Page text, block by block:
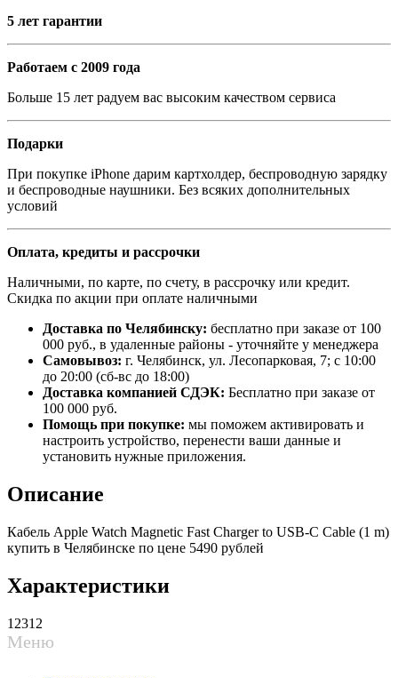
5 лет гарантии
Работаем с 2009 года
Больше 15 лет радуем вас высоким качеством сервиса
Подарки
При покупке iPhone дарим картхолдер, беспроводную зарядку
и беспроводные наушники. Без всяких дополнительных
условий
Оплата, кредиты и рассрочки
Наличными, по карте, по счету, в рассрочку или кредит.
Скидка по акции при оплате наличными
Доставка по Челябинску: бесплатно при заказе от 100
000 руб., в удаленные районы - уточняйте у менеджера
Самовывоз: г. Челябинск, ул. Лесопарковая, 7; с 10:00
до 20:00 (сб-вс до 18:00)
Доставка компанией СДЭК: Бесплатно при заказе от
100 000 руб.
Помощь при покупке: мы поможем активировать и
настроить устройство, перенести ваши данные и
установить нужные приложения.
Описание
Кабель Apple Watch Magnetic Fast Charger to USB-C Cable (1 m)
купить в Челябинске по цене 5490 рублей
Характеристики
12312
Меню